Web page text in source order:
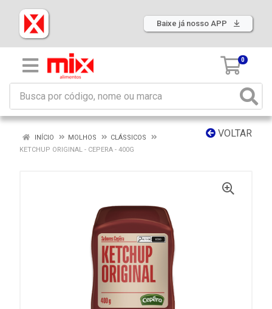
Baixe já nosso APP
0
VOLTAR
INÍCIO MOLHOS
CLÁSSICOS
KETCHUP ORIGINAL - CEPERA - 400G